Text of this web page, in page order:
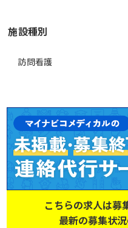
施設種別
訪問看護
こちらの求人は募
最新の募集状況